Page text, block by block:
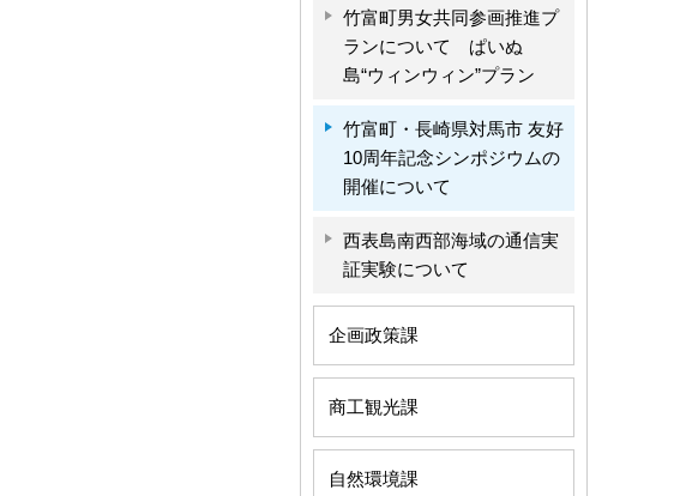
竹富町男女共同参画推進プ
ランについて ぱいぬ
島“ウィンウィン”プラン
竹富町・長崎県対馬市 友好
10周年記念シンポジウムの
開催について
西表島南西部海域の通信実
証実験について
企画政策課
商工観光課
自然環境課